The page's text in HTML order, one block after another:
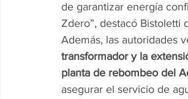
de garantizar energía
Zdero”, destacó Bistoletti
Además, las autoridades
transformador y la
planta de rebombeo del
asegurar el servicio de